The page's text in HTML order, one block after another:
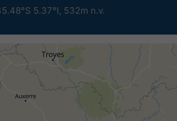
5.37°I, 532m n.v.